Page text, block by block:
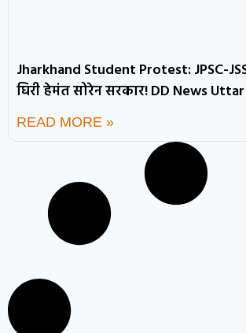
Jharkhand Student Protest: JPSC-
घिरी हेमंत सोरेन सरकार! DD News
READ MORE »